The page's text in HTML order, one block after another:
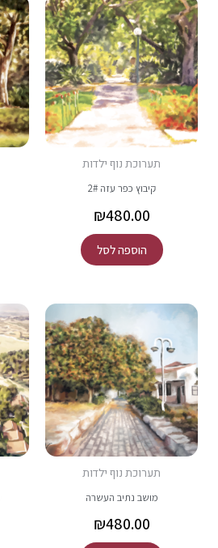
תערוכת נוף ילדות
קיבוץ כפר עזה 2#
₪480.00
הוספה לסל
תערוכת נוף ילדות
מושב נתיב העשרה
₪480.00